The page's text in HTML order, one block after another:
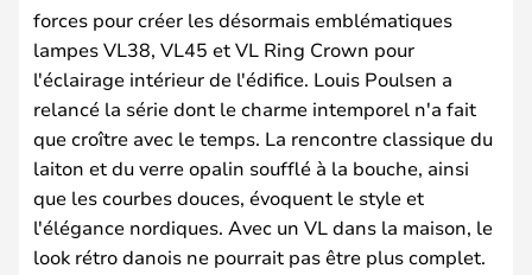
forces pour créer les désormais emblématiques
lampes VL38, VL45 et VL Ring Crown pour
l'éclairage intérieur de l'édifice. Louis Poulsen a
relancé la série dont le charme intemporel n'a fait
que croître avec le temps. La rencontre classique du
laiton et du verre opalin soufflé à la bouche, ainsi
que les courbes douces, évoquent le style et
l'élégance nordiques. Avec un VL dans la maison, le
look rétro danois ne pourrait pas être plus complet.